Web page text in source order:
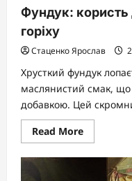
Фундук: користь
горіху
Стаценко Ярослав
Хрусткий фундук
маслянистий смак,
добавкою. Цей
Read MoreRead
more
Фундук:
користь